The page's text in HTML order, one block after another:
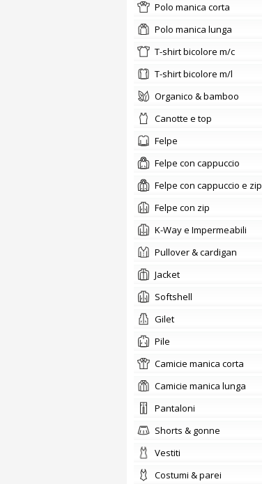
polo manica corta
polo manica lunga
t-shirt bicolore m/c
t-shirt bicolore m/l
organico & bamboo
canotte e top
felpe
Felpe con cappuccio
Felpe con cappuccio e zip
Felpe con zip
K-Way e Impermeabili
pullover & cardigan
jacket
softshell
Gilet
pile
camicie manica corta
camicie manica lunga
pantaloni
shorts & gonne
vestiti
costumi & parei